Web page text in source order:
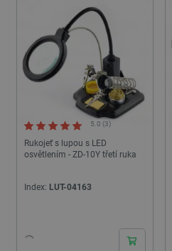
Rukojeť s lupou s LED
osvětlením - ZD-10Y třetí ruka
5.0 (3)
Index: LUT-04163